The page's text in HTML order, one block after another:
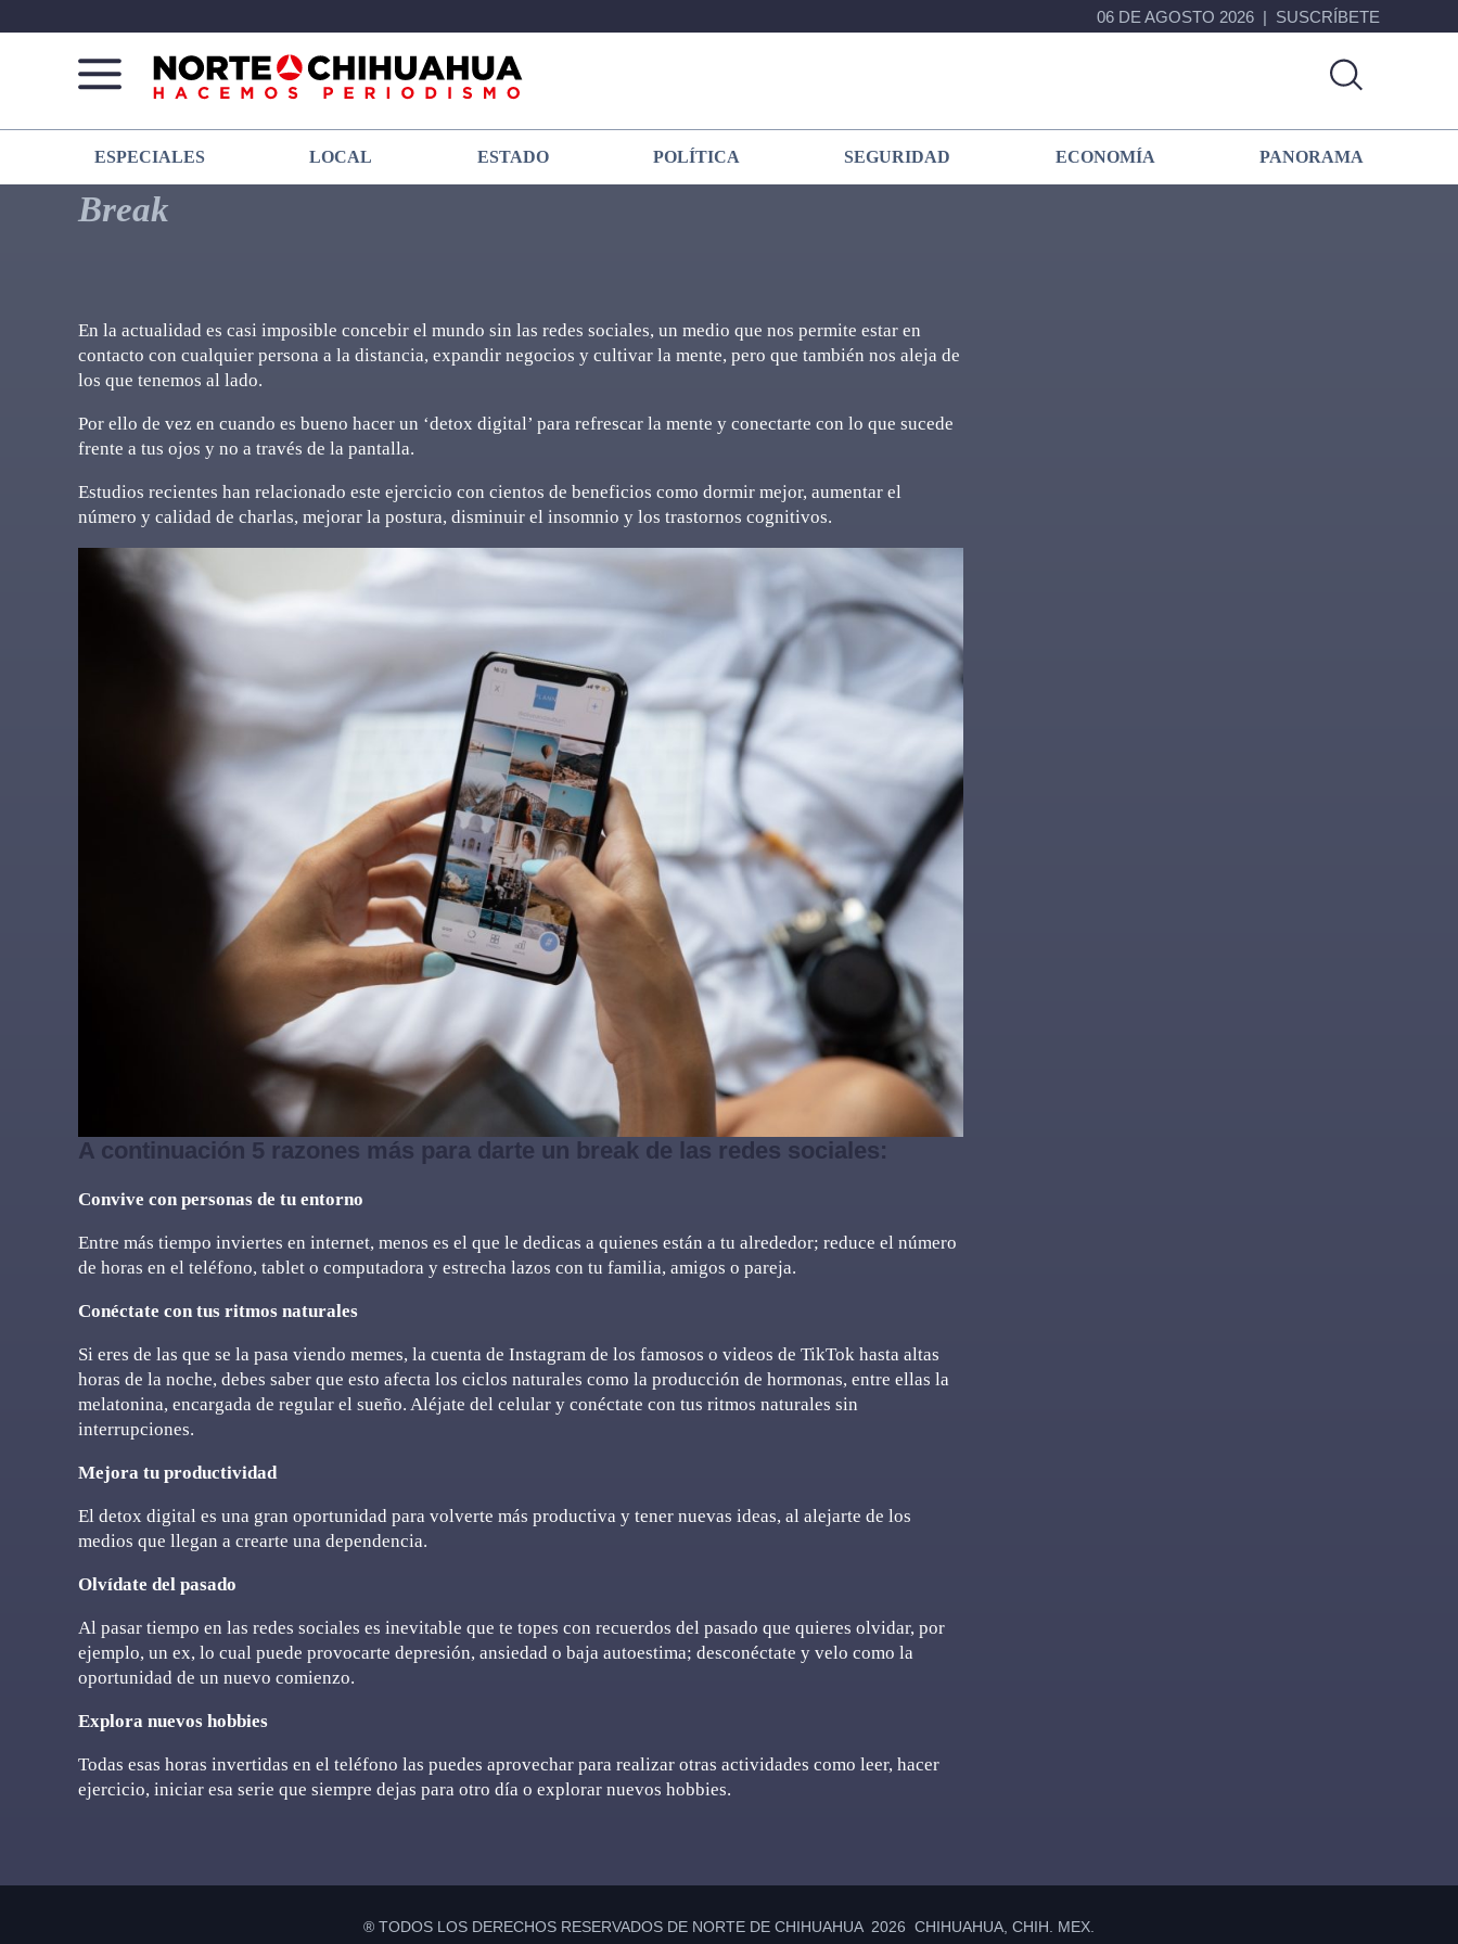
06 DE AGOSTO 2026 SUSCRÍBETE
Norte
De
Chihuahua
Más
que
noticias,
hacemos periodismo
ESPECIALES LOCAL ESTADO POLÍTICA SEGURIDAD ECONOMÍA PANORAMA
Break
En la actualidad es casi imposible concebir el mundo sin las redes sociales, un medio que nos permite estar en
contacto con cualquier persona a la distancia, expandir negocios y cultivar la mente, pero que también nos aleja de
los que tenemos al lado.
Por ello de vez en cuando es bueno hacer un ‘detox digital’ para refrescar la mente y conectarte con lo que sucede
frente a tus ojos y no a través de la pantalla.
Estudios recientes han relacionado este ejercicio con cientos de beneficios como dormir mejor, aumentar el
número y calidad de charlas, mejorar la postura, disminuir el insomnio y los trastornos cognitivos.
A continuación 5 razones más para darte un break de las redes sociales:
Convive con personas de tu entorno
Entre más tiempo inviertes en internet, menos es el que le dedicas a quienes están a tu alrededor; reduce el número
de horas en el teléfono, tablet o computadora y estrecha lazos con tu familia, amigos o pareja.
Conéctate con tus ritmos naturales
Si eres de las que se la pasa viendo memes, la cuenta de Instagram de los famosos o videos de TikTok hasta altas
horas de la noche, debes saber que esto afecta los ciclos naturales como la producción de hormonas, entre ellas la
melatonina, encargada de regular el sueño. Aléjate del celular y conéctate con tus ritmos naturales sin
interrupciones.
Mejora tu productividad
El detox digital es una gran oportunidad para volverte más productiva y tener nuevas ideas, al alejarte de los
medios que llegan a crearte una dependencia.
Olvídate del pasado
Al pasar tiempo en las redes sociales es inevitable que te topes con recuerdos del pasado que quieres olvidar, por
ejemplo, un ex, lo cual puede provocarte depresión, ansiedad o baja autoestima; desconéctate y velo como la
oportunidad de un nuevo comienzo.
Explora nuevos hobbies
Todas esas horas invertidas en el teléfono las puedes aprovechar para realizar otras actividades como leer, hacer
ejercicio, iniciar esa serie que siempre dejas para otro día o explorar nuevos hobbies.
® TODOS LOS DERECHOS RESERVADOS DE NORTE DE CHIHUAHUA 2026 CHIHUAHUA, CHIH. MEX.